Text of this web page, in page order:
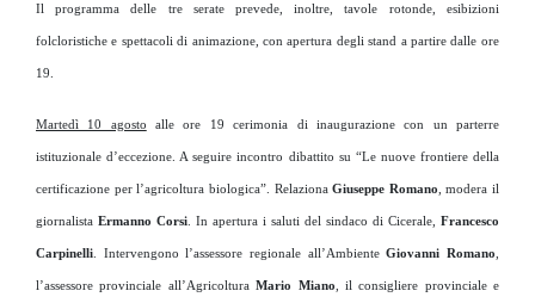
Il programma delle tre serate prevede, inoltre, tavole rotonde, esibizioni
folcloristiche e spettacoli di animazione, con apertura degli stand a partire dalle ore
19.
Martedì 10 agosto alle ore 19 cerimonia di inaugurazione con un parterre
istituzionale d’eccezione. A seguire incontro dibattito su “Le nuove frontiere della
certificazione per l’agricoltura biologica”. RelazionaGiuseppe Romano , modera il
giornalista Ermanno Corsi . In apertura i saluti del sindaco di Cicerale, Francesco
Carpinelli . Intervengono l’assessore regionale all’AmbienteGiovanni Romano
l’assessore provinciale all’AgricolturaMario Miano , il consigliere provinciale e